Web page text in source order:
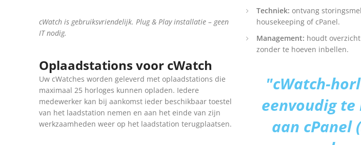
cWatch is gebruiksvriendelijk. Plug & Play installatie – geen
IT nodig.
Oplaadstations voor cWatch
Uw cWatches worden geleverd met oplaadstations die
maximaal 25 horloges kunnen opladen. Iedere
medewerker kan bij aankomst ieder beschikbaar toestel
van het laadstation nemen en aan het einde van zijn
werkzaamheden weer op het laadstation terugplaatsen.
Techniek: ontvang
housekeeping of cPanel.
Management: houdt
zonder te hoeven inbellen.
"cWatch-
eenvoudig
aan cPanel